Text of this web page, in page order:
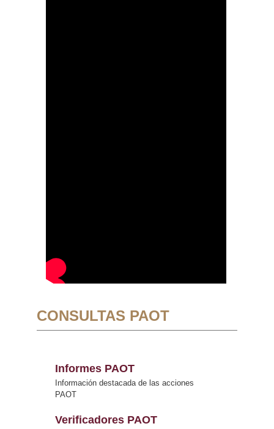
CONSULTAS PAOT
Informes PAOT
Información destacada de las acciones
PAOT
Verificadores PAOT